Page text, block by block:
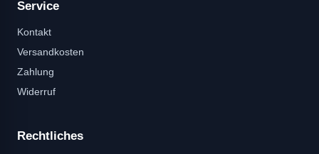
Service
Kontakt
Versandkosten
Zahlung
Widerruf
Rechtliches